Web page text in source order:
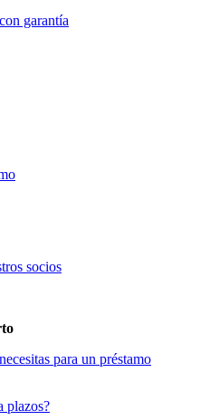
garantía
socios
para un préstamo
plazos?